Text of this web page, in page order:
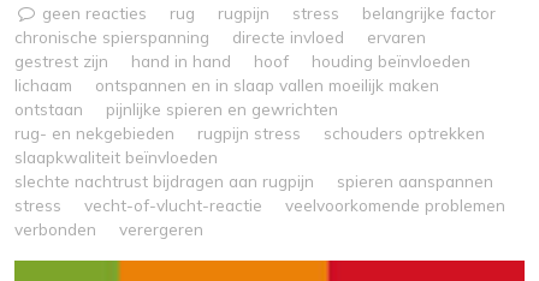
geen reacties
rug rugpijn stress
belangrijke factor
chronische spierspanning
directe invloed
ervaren
gestrest zijn
hand in hand hoof
houding beïnvloeden
lichaam
ontspannen en in slaap vallen moeilijk maken
ontstaan
pijnlijke spieren en gewrichten
rug- en nekgebieden
rugpijn stress
schouders optrekken
slaapkwaliteit beïnvloeden
slechte nachtrust bijdragen aan rugpijn
spieren aanspannen
stress
vecht-of-vlucht-reactie
veelvoorkomende problemen
verbonden
verergeren